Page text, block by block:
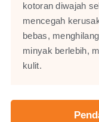
kotoran diwajah
mencegah
bebas,
minyak berlebih,
kulit.